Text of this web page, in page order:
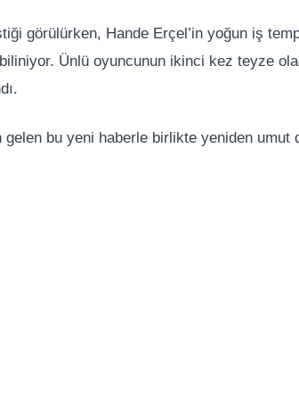
görülürken, Hande Erçel’in yoğun iş
Ünlü oyuncunun ikinci kez teyze
bu yeni haberle birlikte yeniden umut